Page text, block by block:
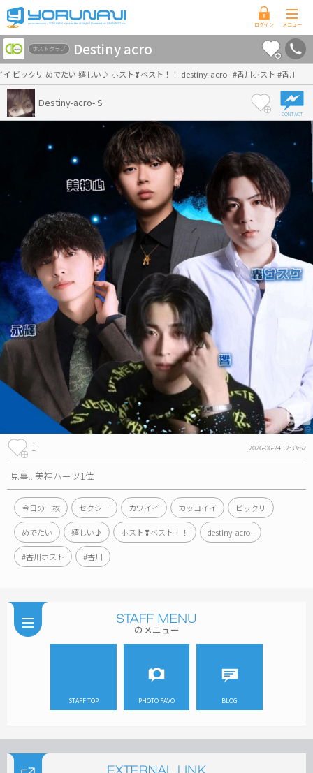
香
川
県
版
イ ビックリ めでたい 嬉しい♪ ホスト❣ベスト！！ destiny-acro- #香川ホスト #香川
ホストクラブ Destiny acro
Destiny-acro- S
1 2026-06-24 12:33:52
見事...美神ハーツ1位
今日の一枚 セクシー カワイイ カッコイイ ビックリ
めでたい 嬉しい♪ ホスト❣ベスト！！ destiny-acro-
#香川ホスト #香川
のメニュー
STAFF TOP PHOTO FAVO BLOG